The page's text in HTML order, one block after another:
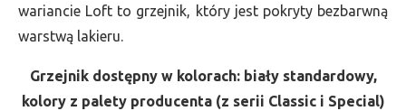
wariancie Loft to grzejnik, który jest pokryty bezbarwną
warstwą lakieru.
Grzejnik dostępny w kolorach: biały standardowy,
kolory z palety producenta (z serii Classic i Special)